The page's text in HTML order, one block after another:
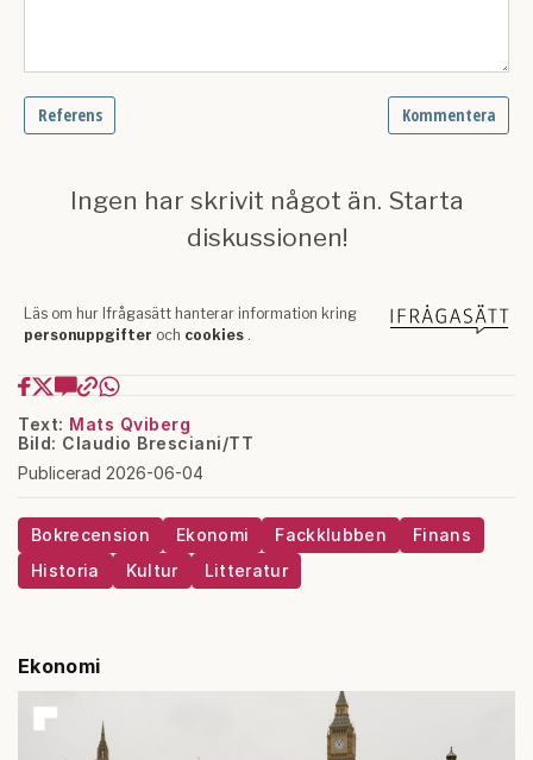
Text: Mats Qviberg
Bild: Claudio Bresciani/TT
Publicerad 2026-06-04
Bokrecension Ekonomi Fackklubben
Finans
Historia
Kultur Litteratur
Ekonomi